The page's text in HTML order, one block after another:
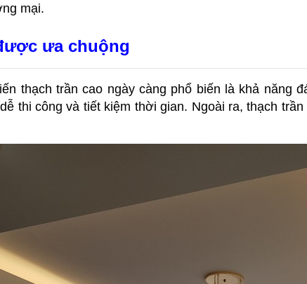
mại.
ưa chuộng
thạch trần cao ngày càng phổ biến là khả năng
thi công và tiết kiệm thời gian. Ngoài ra, thạch